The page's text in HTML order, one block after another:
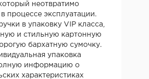
неотвратимо
процессе эксплуатации.
в упаковку VIP класса,
и стильную картонную
бархатную сумочку.
упаковка
информацию о
характеристиках